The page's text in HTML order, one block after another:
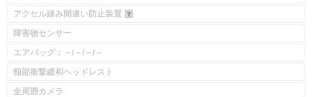
アクセル踏み間違い防止装置
障害物センサー
エアバッグ：－/－/－/－
頸部衝撃緩和ヘッドレスト
全周囲カメラ